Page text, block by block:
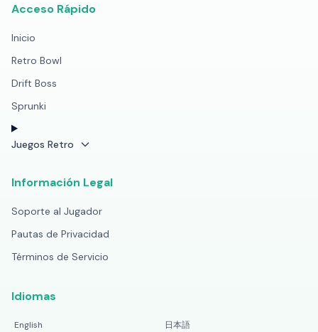
Acceso Rápido
Inicio
Retro Bowl
Drift Boss
Sprunki
Juegos Retro
Información Legal
Soporte al Jugador
Pautas de Privacidad
Términos de Servicio
Idiomas
English 日本語